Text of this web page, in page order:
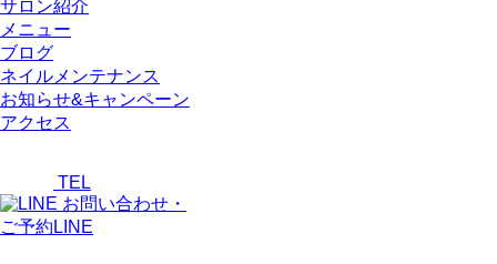
サロン紹介
メニュー
ブログ
ネイルメンテナンス
お知らせ&キャンペーン
アクセス
TEL
お問い合わせ・
ご予約LINE